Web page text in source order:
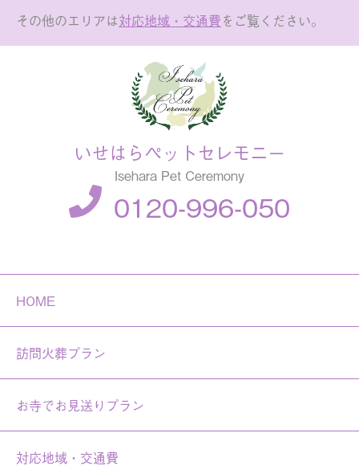
その他のエリアは対応地域・交通費をご覧ください。
いせはらペットセレモニー
Isehara Pet Ceremony
0120-996-050
HOME
訪問火葬プラン
お寺でお見送りプラン
対応地域・交通費